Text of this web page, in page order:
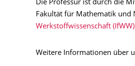
Die Professur ist durch die
Fakultät für Mathematik und
Werkstoffwissenschaft (IfWW)
Weitere Informationen über